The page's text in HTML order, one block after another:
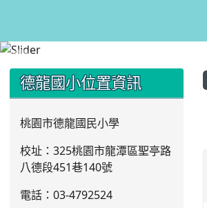
::: 德龍國小位置資訊
桃園市德龍國民小學
校址：325桃園市龍潭區聖亭路
八德段451巷140號
電話：03-4792524